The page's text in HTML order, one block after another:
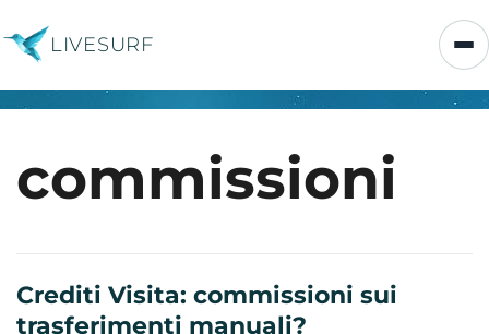
LIVESURF
commissioni
Crediti Visita: commissioni sui
trasferimenti manuali?